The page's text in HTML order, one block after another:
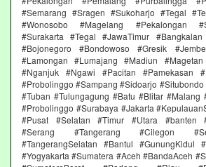
#Semarang #Sragen #Sukoharjo #Tegal
#Wonosobo #Magelang #Pekalongan
#Surakarta #Tegal #JawaTimur
#Bojonegoro #Bondowoso #Gresik
#Lamongan #Lumajang #Madiun
#Nganjuk #Ngawi #Pacitan #Pamekasan
#Probolinggo #Sampang #Sidoarjo
#Tuban #Tulungagung #Batu #Blitar #Malang
#Probolinggo #Surabaya #Jakarta
#Pusat #Selatan #Timur #Utara #banten
#Serang #Tangerang #Cilegon
#TangerangSelatan #Bantul #GunungKidul
#Yogyakarta #Sumatera #Aceh #BandaAceh